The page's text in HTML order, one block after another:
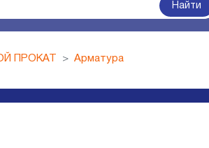
Найти
ПРОКАТ Арматура